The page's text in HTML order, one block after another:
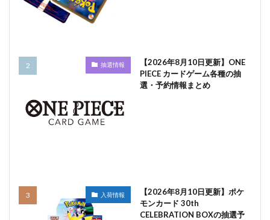
抽選情報
【2026年8月10日更新】ONE
PIECE カードゲーム各種の抽
選・予約情報まとめ
入荷情報
【2026年8月10日更新】ポケ
モンカード 30th
CELEBRATION BOXの抽選予